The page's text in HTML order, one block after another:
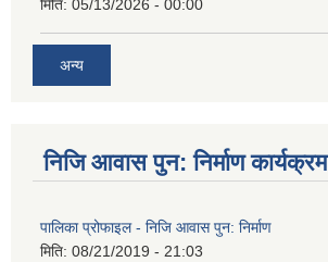
मिति: 05/13/2026 - 00:00
अन्य
निजि आवास पुन: निर्माण कार्यक्रम
पालिका प्रोफाइल - निजि आवास पुन: निर्माण
मिति: 08/21/2019 - 21:03